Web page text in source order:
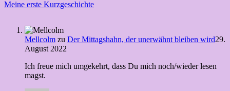
Meine erste Kurzgeschichte
Mellcolm zu Der Mittagshahn, der unerwähnt bleiben wird29.
August 2022
Ich freue mich umgekehrt, dass Du mich noch/wieder lesen
magst.